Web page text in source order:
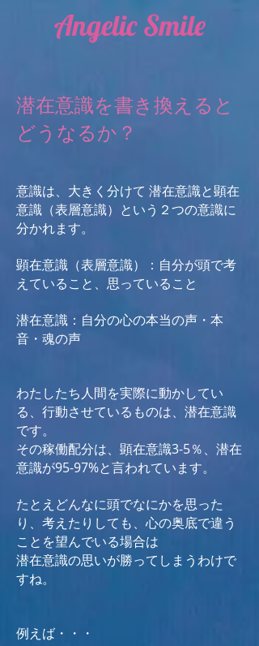
Angelic Smile
潜在意識を書き換えると
どうなるか？
意識は、大きく分けて 潜在意識と顕在
意識（表層意識）という２つの意識に
分かれます。
顕在意識（表層意識）：自分が頭で考
えていること、思っていること
潜在意識：自分の心の本当の声・本
音・魂の声
わたしたち人間を実際に動かしてい
る、行動させているものは、潜在意識
です。
その稼働配分は、顕在意識3-5％、潜在
意識が95-97%と言われています。
たとえどんなに頭でなにかを思った
り、考えたりしても、心の奥底で違う
ことを望んでいる場合は
潜在意識の思いが勝ってしまうわけで
すね。
例えば・・・